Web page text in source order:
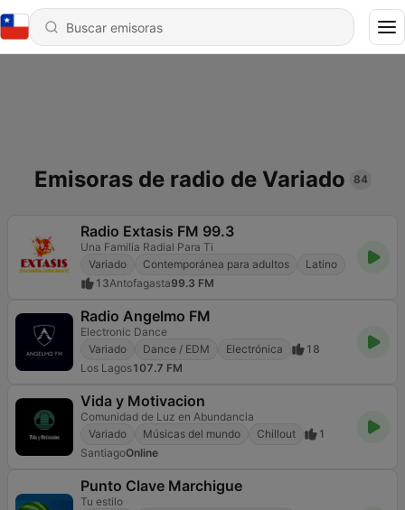
Emisoras de radio de Variado 84
Radio Extasis FM 99.3
Una Familia Radial Para Ti
Variado
Contemporánea para adultos
Latino
13Antofagasta99.3 FM
Radio Angelmo FM
Electronic Dance
Variado
Dance / EDM Electrónica
18
Los Lagos107.7 FM
Vida y Motivacion
Comunidad de Luz en Abundancia
Variado
Músicas del mundo Chillout
1
SantiagoOnline
Punto Clave Marchigue
Tu estilo